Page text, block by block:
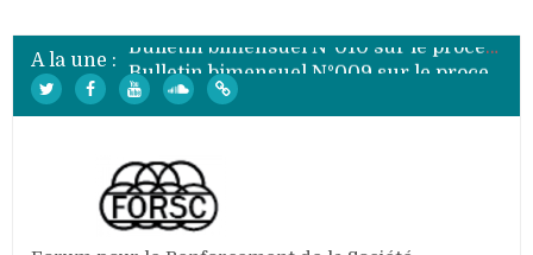
A la une :
Bulletin bimensuel N°010 sur le processus électoral de 2020 au Burundi
Bulletin bimensuel N°009 sur le processus électoral de 2020 au Burundi
Bulletin bimensuel N°007 sur le processus électoral de 2020 au Burundi